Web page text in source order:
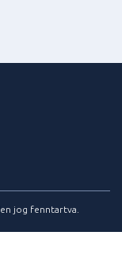
jog fenntartva.